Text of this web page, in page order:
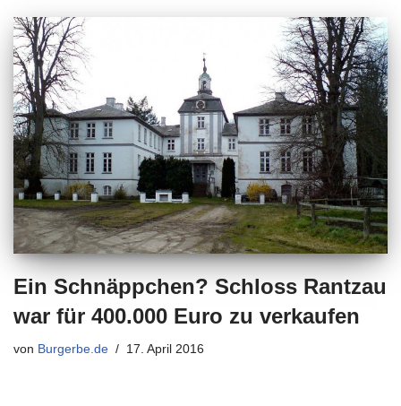
Ein Schnäppchen? Schloss Rantzau
war für 400.000 Euro zu verkaufen
von Burgerbe.de 17. April 2016